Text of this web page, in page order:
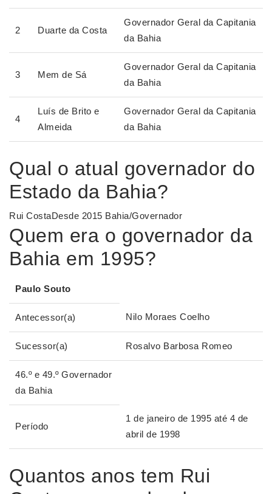
2 Duarte da Costa
Governador Geral da Capitania
da Bahia
3 Mem de Sá
Governador Geral da Capitania
da Bahia
4
Luís de Brito e
Almeida
Governador Geral da Capitania
da Bahia
Qual o atual governador do
Estado da Bahia?
Rui CostaDesde 2015 Bahia/Governador
Quem era o governador da
Bahia em 1995?
Paulo Souto
Antecessor(a) Nilo Moraes Coelho
Sucessor(a) Rosalvo Barbosa Romeo
46.º e 49.º Governador
da Bahia
Período
1 de janeiro de 1995 até 4 de
abril de 1998
Quantos anos tem Rui